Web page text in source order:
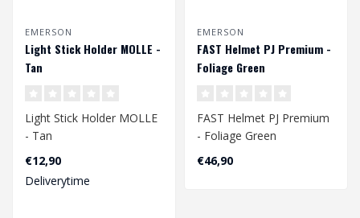
EMERSON
Light Stick Holder MOLLE -
Tan
Light Stick Holder MOLLE
- Tan
€12,90
Deliverytime
EMERSON
FAST Helmet PJ Premium -
Foliage Green
FAST Helmet PJ Premium
- Foliage Green
Hoofdomtrek CA. 56 - 60
€46,90